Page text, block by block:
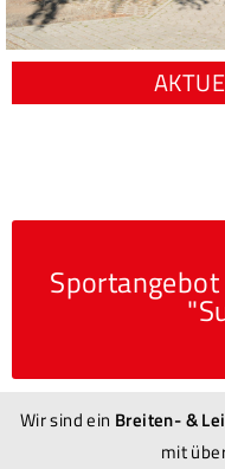
Wir sind ein Breiten- &
mit